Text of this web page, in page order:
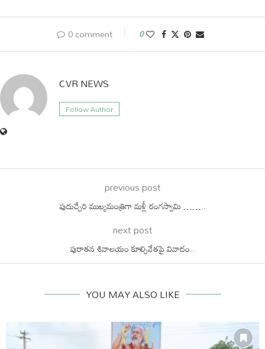
0 comment 0
CVR NEWS
Follow Author
previous post
పుదుచ్చేరి ముఖ్యమంత్రిగా మళ్లీ రంగస్వామి ……..
next post
పురాతన శివాలయం కూల్చివేతపై వివాదం..
YOU MAY ALSO LIKE